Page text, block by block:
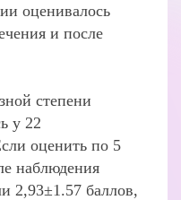
оценивалось
и после
степени
у 22
оценить по 5
наблюдения
2,93±1.57 баллов,